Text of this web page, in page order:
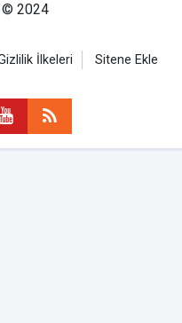
© 2024
İlkeleri Sitene Ekle